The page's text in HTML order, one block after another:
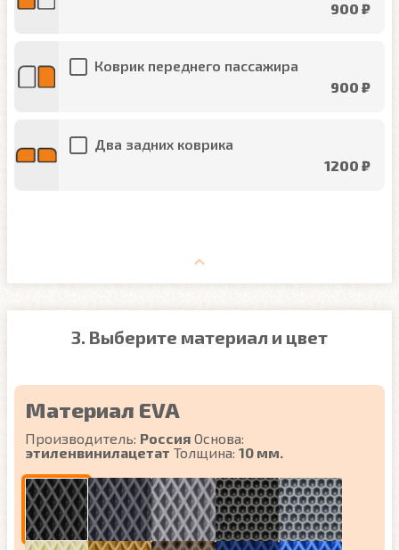
900 ₽
Коврик переднего пассажира
900 ₽
Два задних коврика
1200 ₽
3. Выберите материал и цвет
Материал EVA
Производитель: Россия Основа:
этиленвинилацетат Толщина: 10 мм.